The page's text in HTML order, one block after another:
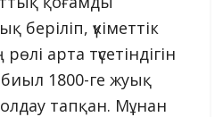
үкіметтік
арта түсетіндігін
биыл 1800-ге жуық
тапқан. Мұнан